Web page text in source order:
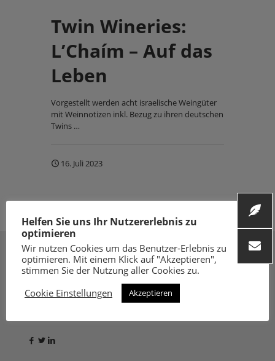
Twin Wineries:
L’Chaím – Auf das
Leben
Vorgestellt werden acht israelische Weingüter
mit Weinnotizen inkl. Bezug zu ihren deutschen
Twins …
16. Juli 2023
Helfen Sie uns Ihr Nutzererlebnis zu
optimieren
Wir nutzen Cookies um das Benutzer-Erlebnis zu
optimieren. Mit einem Klick auf "Akzeptieren",
stimmen Sie der Nutzung aller Cookies zu.
Cookie Einstellungen
Akzeptieren